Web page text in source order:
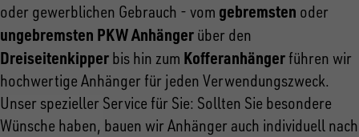
oder gewerblichen Gebrauch - vom gebremsten oder
ungebremsten PKW Anhänger über den
Dreiseitenkipper bis hin zum Kofferanhänger führen wir
hochwertige Anhänger für jeden Verwendungszweck.
Unser spezieller Service für Sie: Sollten Sie besondere
Wünsche haben, bauen wir Anhänger auch individuell nach